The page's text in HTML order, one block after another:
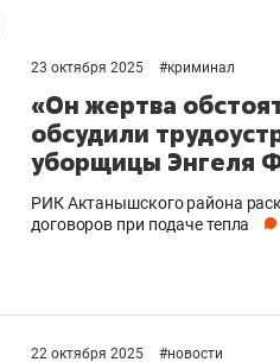
23 октября 2025 #криминал
«Он жертва
обсудили
уборщицы Энгеля
РИК Актанышского района
договоров при подаче тепла
22 октября 2025 #новости